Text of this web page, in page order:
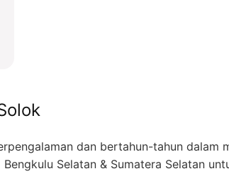
dan bertahun-tahun dalam
Selatan & Sumatera Selatan